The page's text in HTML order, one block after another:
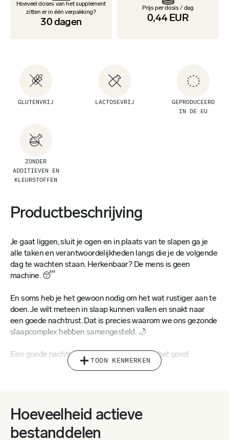
Hoeveel doses van het supplement
zitten er in één verpakking?
30 dagen
Prijs per dosis / dag
0,44EUR
GLUTENVRIJ LACTOSEVRIJ
GEPRODUCEERD
IN DE EU
ZONDER
ADDITIEVEN EN
KLEURSTOFFEN
Productbeschrijving
Je gaat liggen, sluit je ogen en in plaats van te slapen ga je
alle taken en verantwoordelijkheden langs die je de volgende
dag te wachten staan. Herkenbaar? De mens is geen
machine. 😴
En soms heb je het gewoon nodig om het wat rustiger aan te
doen. Je wilt meteen in slaap kunnen vallen en snakt naar
een goede nachtrust. Dat is precies waarom we ons gezonde
slaapcomplex hebben samengesteld. 🌙
Een goede nachtrust is de bouwsteen voor het goed
functioneren van het lichaam en al zijn functies.
hartaanval of beroerte.
🍀Het slaapcomplex van Gezonde Eters onderscheidt zich
TOON KENMERKEN
Hoeveelheid actieve
bestanddelen